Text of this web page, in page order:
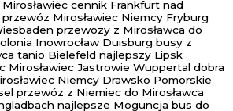
cennik Frankfurt nad
Mirosławiec Niemcy Fryburg
przewozy z Mirosławca do
Inowrocław Duisburg busy z
tanio Bielefeld najlepszy Lipsk
Mirosławiec Jastrowie Wuppertal dobra
Niemcy Drawsko Pomorskie
przewóz z Niemiec do Mirosławca
najlepsze Moguncja bus do